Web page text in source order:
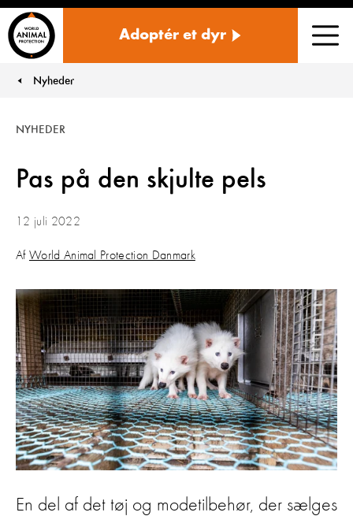
Adoptér et dyr
You are here:
Nyheder
Pas på den skjulte pels
NYHEDER
12 juli 2022
Af World Animal Protection Danmark
En del af det tøj og modetilbehør, der sælges